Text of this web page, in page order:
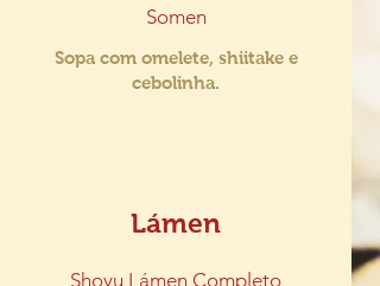
Somen
Sopa com omelete, shiitake e
cebolinha.
Lámen
Shoyu Lámen Completo